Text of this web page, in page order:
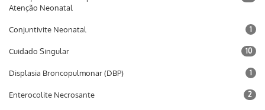
Atenção Neonatal
Conjuntivite Neonatal 1
Cuidado Singular 10
Displasia Broncopulmonar (DBP) 1
Enterocolite Necrosante 2